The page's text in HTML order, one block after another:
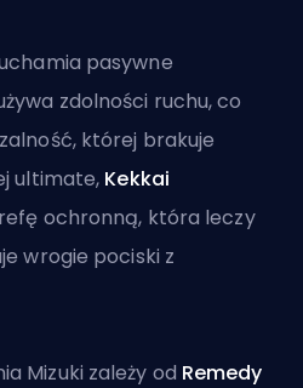
pasywne
zdolności ruchu, co
której brakuje
ultimate, Kekkai
ochronną, która leczy
wrogie pociski z
Mizuki zależy od Remedy